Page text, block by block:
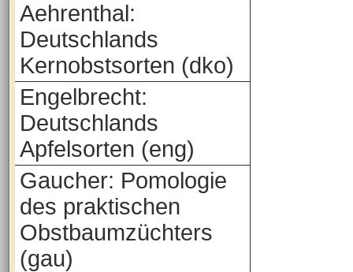
Aehrenthal:
Deutschlands
Kernobstsorten (dko)
Engelbrecht:
Deutschlands
Apfelsorten (eng)
Gaucher: Pomologie
des praktischen
Obstbaumzüchters
(gau)